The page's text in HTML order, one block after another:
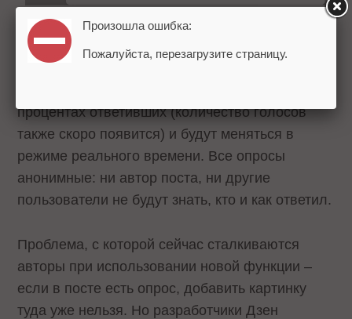
процентах ответивших (количество голосов
также скоро появится) и будут меняться в
режиме реального времени. Все опросы
анонимные: ни автор поста, ни другие
пользователи не будут знать, кто и как ответил.
Проблема, с которой сейчас сталкиваются
авторы при использовании новой функции –
если в посте есть опрос, добавить картинку
туда уже нельзя. Но разработчики Дзен
Произошла ошибка:
Пожалуйста, перезагрузите страницу.